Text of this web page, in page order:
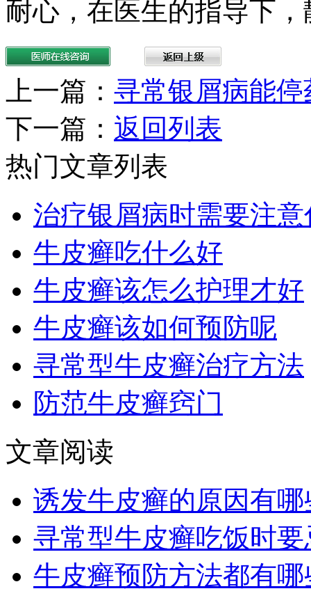
耐心，在医生的指导下
上一篇： 寻常银屑病能停
下一篇： 返回列表
热门文章列表
治疗银屑病时需要注意
牛皮癣吃什么好
牛皮癣该怎么护理才好
牛皮癣该如何预防呢
寻常型牛皮癣治疗方法
防范牛皮癣窍门
文章阅读
诱发牛皮癣的原因有哪
寻常型牛皮癣吃饭时
牛皮癣预防方法都有哪